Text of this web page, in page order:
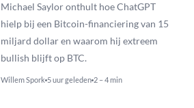
Michael Saylor onthult hoe ChatGPT
hielp bij een Bitcoin-financiering van 15
miljard dollar en waarom hij extreem
bullish blijft op BTC.
Willem Spork 5 uur geleden 2 – 4 min